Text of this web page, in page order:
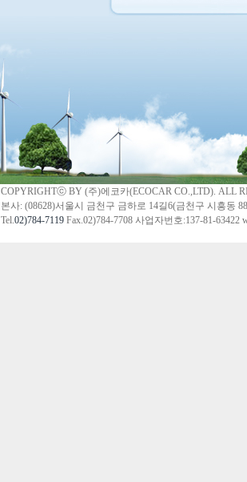
COPYRIGHTⓒ BY (주)에코카(ECOCAR CO.,LTD). ALL
본사: (08628)서울시 금천구 금하로 14길6(금천구 시흥동
Tel.02)784-7119 Fax.02)784-7708 사업자번호:137-81-63422